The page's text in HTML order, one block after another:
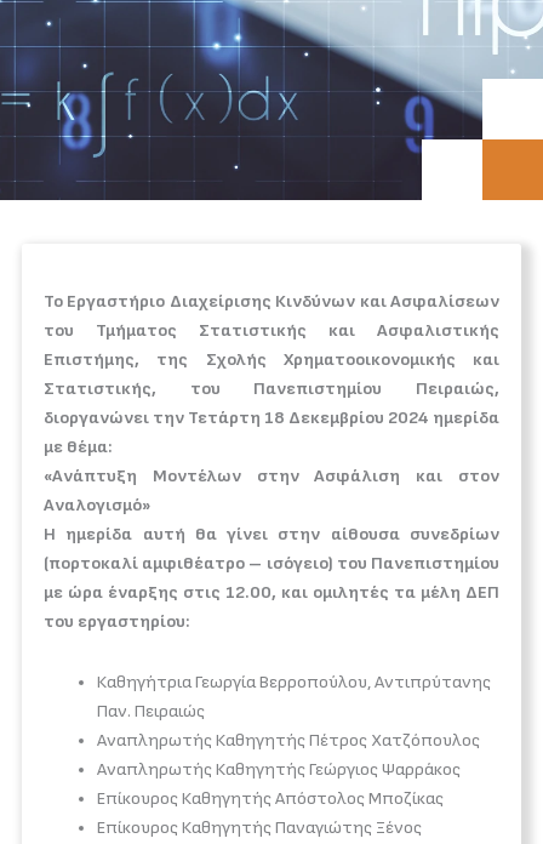
Το Εργαστήριο Διαχείρισης Κινδύνων και Ασφαλίσεων
του Τμήματος Στατιστικής και Ασφαλιστικής
Επιστήμης, της Σχολής Χρηματοοικονομικής και
Στατιστικής, του Πανεπιστημίου Πειραιώς,
διοργανώνει την Τετάρτη 18 Δεκεμβρίου 2024 ημερίδα
με θέμα:
«Ανάπτυξη Μοντέλων στην Ασφάλιση και στον
Αναλογισμό»
Η ημερίδα αυτή θα γίνει στην αίθουσα συνεδρίων
(πορτοκαλί αμφιθέατρο – ισόγειο) του Πανεπιστημίου
με ώρα έναρξης στις 12.00, και ομιλητές τα μέλη ΔΕΠ
του εργαστηρίου:
Καθηγήτρια Γεωργία Βερροπούλου, Αντιπρύτανης
Παν. Πειραιώς
Αναπληρωτής Καθηγητής Πέτρος Χατζόπουλος
Αναπληρωτής Καθηγητής Γεώργιος Ψαρράκος
Επίκουρος Καθηγητής Απόστολος Μποζίκας
Επίκουρος Καθηγητής Παναγιώτης Ξένος